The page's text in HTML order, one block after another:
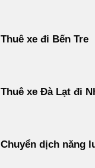
Thuê xe đi Bến Tre
Thuê xe Đà Lạt đi
Chuyển dịch năng